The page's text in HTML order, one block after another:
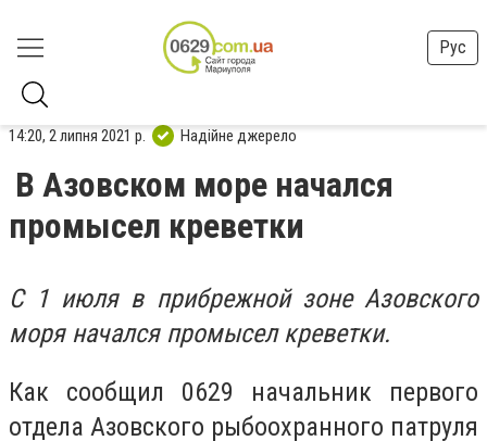
Рус
14:20, 2 липня 2021 р. Надійне джерело
В Азовском море начался
промысел креветки
С 1 июля в прибрежной зоне Азовского
моря начался промысел креветки.
Как сообщил 0629 начальник первого
отдела Азовского рыбоохранного патруля